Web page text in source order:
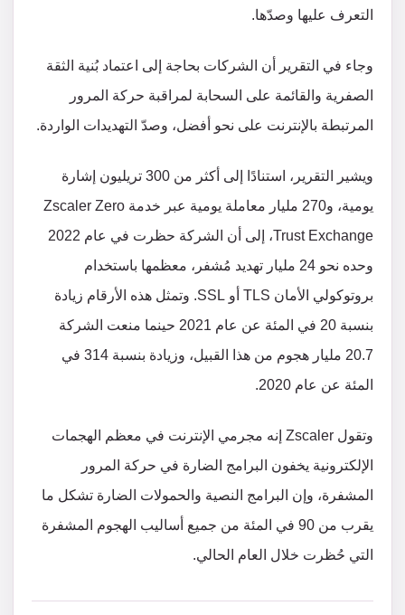
التعرف عليها وصدّها.
وجاء في التقرير أن الشركات بحاجة إلى اعتماد بُنية الثقة
الصفرية والقائمة على السحابة لمراقبة حركة المرور
المرتبطة بالإنترنت على نحو أفضل، وصدّ التهديدات الواردة.
ويشير التقرير، استنادًا إلى أكثر من 300 تريليون إشارة
يومية، و270 مليار معاملة يومية عبر خدمة Zscaler Zero
Trust Exchange، إلى أن الشركة حظرت في عام 2022
وحده نحو 24 مليار تهديد مُشفر، معظمها باستخدام
بروتوكولي الأمان TLS أو SSL. وتمثل هذه الأرقام زيادة
بنسبة 20 في المئة عن عام 2021 حينما منعت الشركة
20.7 مليار هجوم من هذا القبيل، وزيادة بنسبة 314 في
المئة عن عام 2020.
وتقول Zscaler إنه مجرمي الإنترنت في معظم الهجمات
الإلكترونية يخفون البرامج الضارة في حركة المرور
المشفرة، وإن البرامج النصية والحمولات الضارة تشكل ما
يقرب من 90 في المئة من جميع أساليب الهجوم المشفرة
التي حُظرت خلال العام الحالي.